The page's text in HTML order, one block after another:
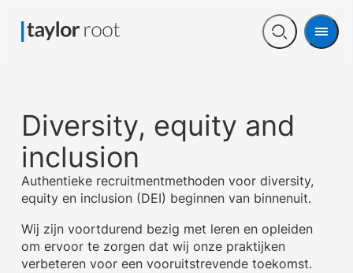
Open
Menu
Diversity, equity and
inclusion
Authentieke recruitmentmethoden voor diversity,
equity en inclusion (DEI) beginnen van binnenuit.
Wij zijn voortdurend bezig met leren en opleiden
om ervoor te zorgen dat wij onze praktijken
verbeteren voor een vooruitstrevende toekomst.